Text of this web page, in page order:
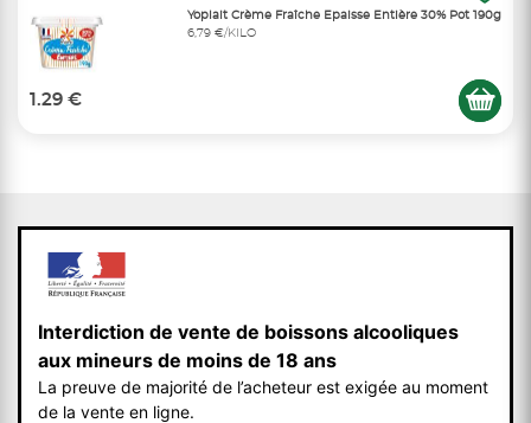
Yoplait Crème Fraîche Epaisse Entière 30% Pot 190g
6,79 €/KILO
1.29 €
Interdiction de vente de boissons alcooliques
aux mineurs de moins de 18 ans
La preuve de majorité de l’acheteur est exigée au moment
de la vente en ligne.